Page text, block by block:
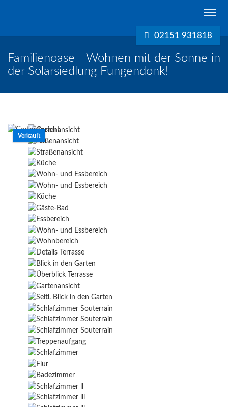
02151 931818
Familienoase - Wohnen mit der Sonne in
der Solarsiedlung Fungendonk!
Verkauft